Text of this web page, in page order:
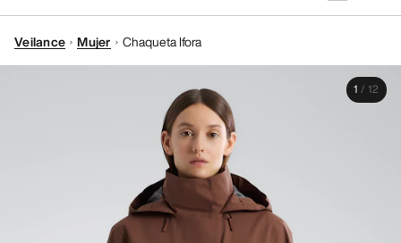
MUJERE
Veilance Mujer Chaqueta Ifora
1 / 12